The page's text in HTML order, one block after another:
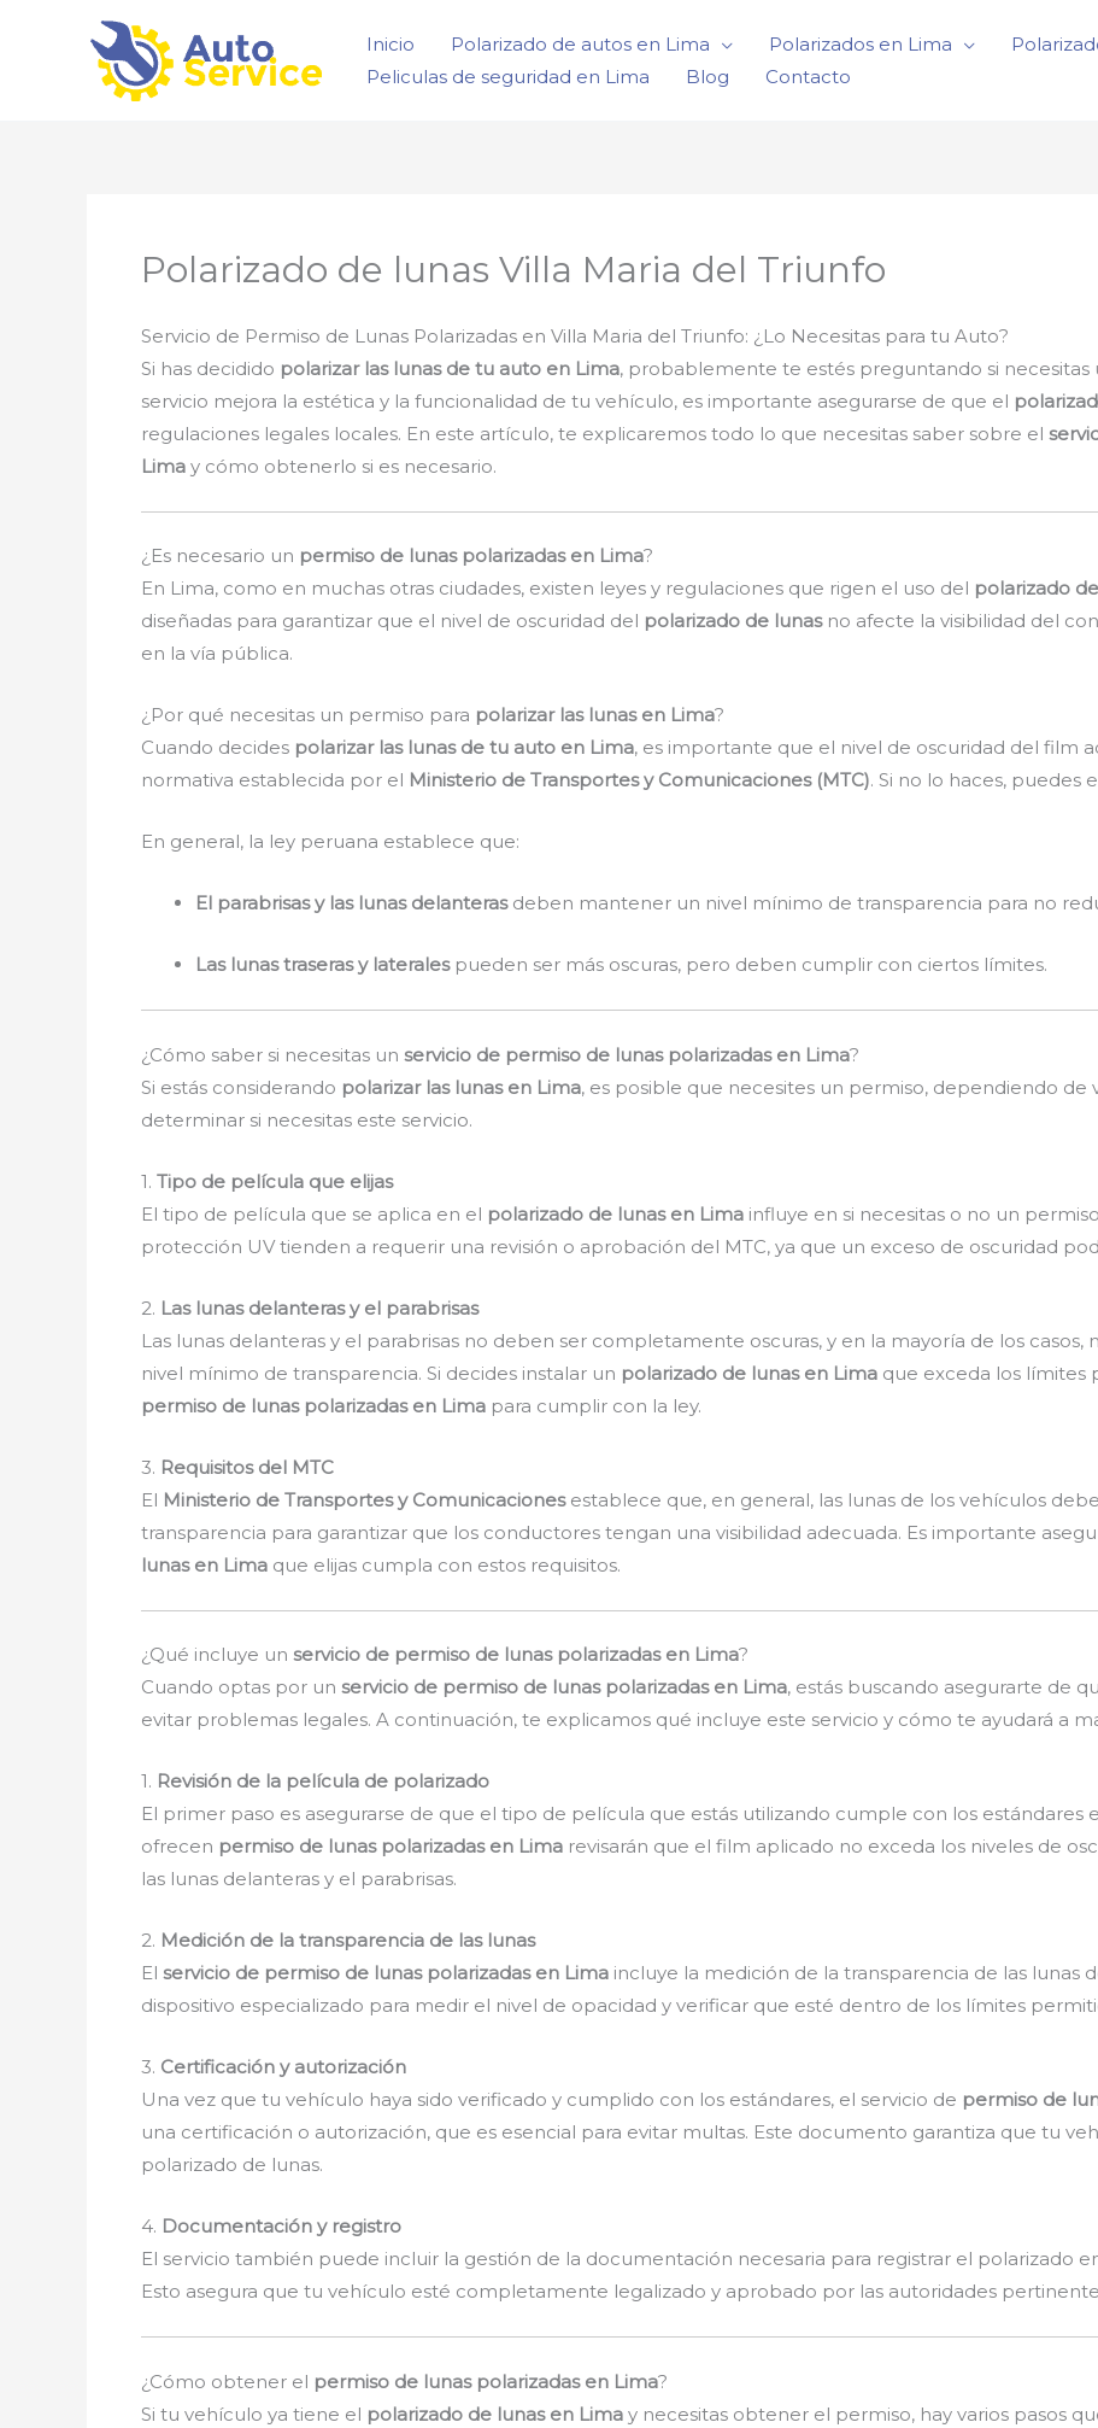
Inicio Polarizado de autos en Lima Polarizados en Lima
Peliculas de seguridad en Lima
Blog Contacto
Polarizado de lunas Villa Maria del Triunfo
Servicio de Permiso de Lunas Polarizadas en Villa Maria del Triunfo: ¿Lo Necesitas para tu Auto?
Si has decidido polarizar las lunas de tu auto en Lima, probablemente te estés preguntando si necesitas
servicio mejora la estética y la funcionalidad de tu vehículo, es importante asegurarse de que el
regulaciones legales locales. En este artículo, te explicaremos todo lo que necesitas saber sobre el
Lima y cómo obtenerlo si es necesario.
¿Es necesario un permiso de lunas polarizadas en Lima?
En Lima, como en muchas otras ciudades, existen leyes y regulaciones que rigen el uso del polarizado
diseñadas para garantizar que el nivel de oscuridad del polarizado de lunasno afecte la visibilidad del
en la vía pública.
¿Por qué necesitas un permiso para polarizar las lunas en Lima?
Cuando decides polarizar las lunas de tu auto en Lima, es importante que el nivel de oscuridad del film
normativa establecida por el Ministerio de Transportes y Comunicaciones (MTC). Si no lo haces, puedes
En general, la ley peruana establece que:
El parabrisas y las lunas delanterasdeben mantener un nivel mínimo de transparencia para no
Las lunas traseras y lateralespueden ser más oscuras, pero deben cumplir con ciertos límites.
¿Cómo saber si necesitas un servicio de permiso de lunas polarizadas en Lima?
Si estás considerando polarizar las lunas en Lima, es posible que necesites un permiso, dependiendo
determinar si necesitas este servicio.
1. Tipo de película que elijas
El tipo de película que se aplica en el polarizado de lunas en Lima influye en si necesitas o no un
protección UV tienden a requerir una revisión o aprobación del MTC, ya que un exceso de oscuridad
2. Las lunas delanteras y el parabrisas
Las lunas delanteras y el parabrisas no deben ser completamente oscuras, y en la mayoría de los
nivel mínimo de transparencia. Si decides instalar un polarizado de lunas en Lima que exceda los límites
permiso de lunas polarizadas en Lima para cumplir con la ley.
3. Requisitos del MTC
El Ministerio de Transportes y Comunicacionesestablece que, en general, las lunas de los vehículos
transparencia para garantizar que los conductores tengan una visibilidad adecuada. Es importante
lunas en Lima que elijas cumpla con estos requisitos.
¿Qué incluye un servicio de permiso de lunas polarizadas en Lima?
Cuando optas por un servicio de permiso de lunas polarizadas en Lima, estás buscando asegurarte de
evitar problemas legales. A continuación, te explicamos qué incluye este servicio y cómo te ayudará a
1. Revisión de la película de polarizado
El primer paso es asegurarse de que el tipo de película que estás utilizando cumple con los estándares
ofrecen permiso de lunas polarizadas en Lima revisarán que el film aplicado no exceda los niveles de
las lunas delanteras y el parabrisas.
2. Medición de la transparencia de las lunas
El servicio de permiso de lunas polarizadas en Lima incluye la medición de la transparencia de las lunas
dispositivo especializado para medir el nivel de opacidad y verificar que esté dentro de los límites
3. Certificación y autorización
Una vez que tu vehículo haya sido verificado y cumplido con los estándares, el servicio de permiso de
una certificación o autorización, que es esencial para evitar multas. Este documento garantiza que tu
polarizado de lunas.
4. Documentación y registro
El servicio también puede incluir la gestión de la documentación necesaria para registrar el polarizado
Esto asegura que tu vehículo esté completamente legalizado y aprobado por las autoridades
¿Cómo obtener el permiso de lunas polarizadas en Lima?
Si tu vehículo ya tiene el polarizado de lunas en Lima y necesitas obtener el permiso, hay varios pasos